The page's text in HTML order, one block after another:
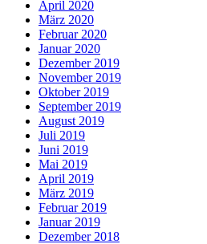
April 2020
März 2020
Februar 2020
Januar 2020
Dezember 2019
November 2019
Oktober 2019
September 2019
August 2019
Juli 2019
Juni 2019
Mai 2019
April 2019
März 2019
Februar 2019
Januar 2019
Dezember 2018